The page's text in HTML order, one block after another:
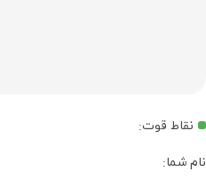
نقاط قوت:
نام شما: